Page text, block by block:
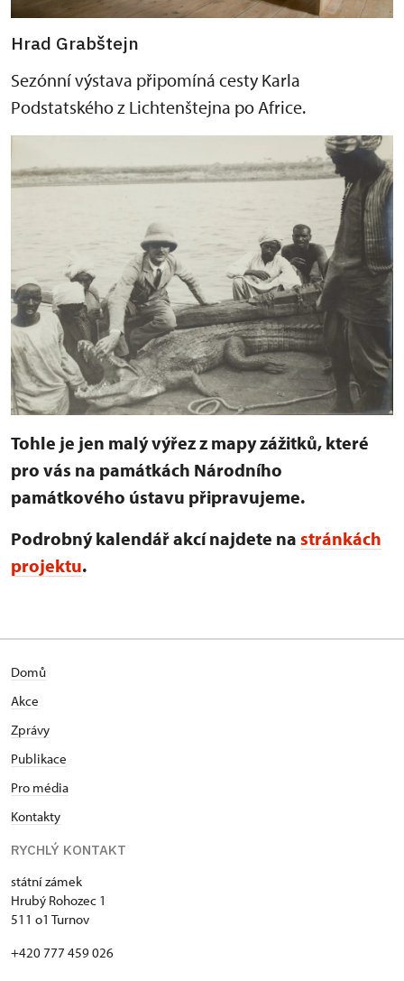
Hrad Grabštejn
Sezónní výstava připomíná cesty Karla
Podstatského z Lichtenštejna po Africe.
Tohle je jen malý výřez z mapy zážitků, které
pro vás na památkách Národního
památkového ústavu připravujeme.
Podrobný kalendář akcí najdete na stránkách
projektu.
Domů
Akce
Zprávy
Publikace
Pro média
Kontakty
RYCHLÝ KONTAKT
státní zámek
Hrubý Rohozec 1
511 o1 Turnov
+420 777 459 026